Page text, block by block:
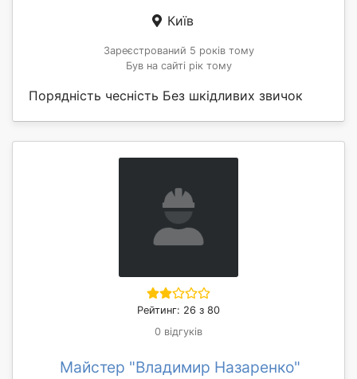
Київ
Зареєстрований 5 років тому
Був на сайті рік тому
Порядність чесність Без шкідливих звичок
Рейтинг: 26 з 80
0 відгуків
Майстер "Владимир Назаренко"